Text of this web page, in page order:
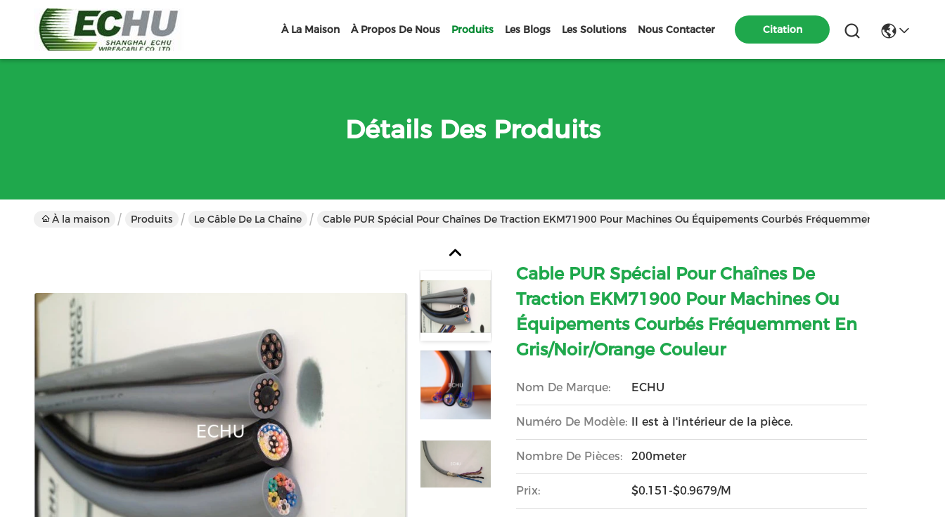
À La Maison À Propos De Nous Produits Les Blogs Les Solutions Nous Contacter Citation
Détails Des Produits
À la maison Produits Le Câble De La Chaîne Cable PUR Spécial Pour Chaînes De Traction EKM71900 Pour Machines Ou Équipements Courbés Fréquemment En Gris/
Cable PUR Spécial Pour Chaînes De
Traction EKM71900 Pour Machines Ou
Équipements Courbés Fréquemment En
Gris/noir/orange Couleur
Nom De Marque: ECHU
Numéro De Modèle: Il est à l'intérieur de la pièce.
Nombre De Pièces: 200meter
Prix: $0.151-$0.9679/M